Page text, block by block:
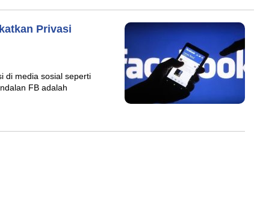
Privasi
di media sosial seperti
FB adalah